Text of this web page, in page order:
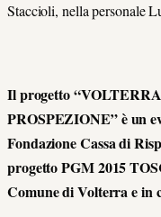
Staccioli, nella personale
Il progetto
PROSPEZIONE” è un
Fondazione Cassa di
progetto PGM 2015
Comune di Volterra e in